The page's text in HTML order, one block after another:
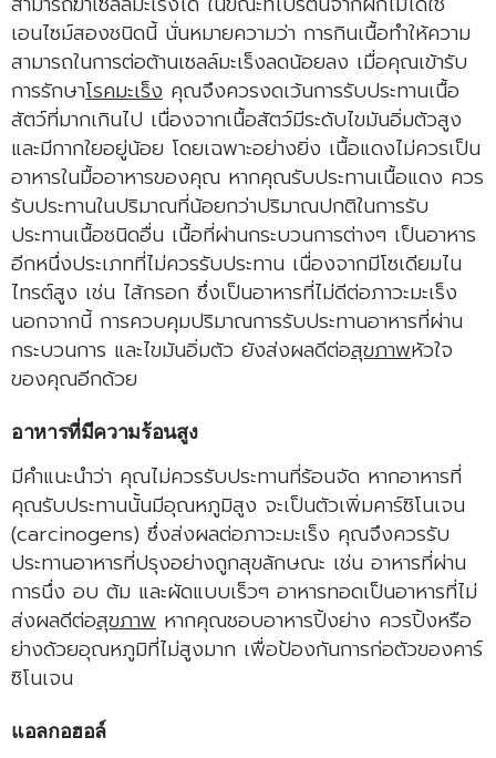
เอนไซม์สองชนิดนี้ นั่นหมายความว่า การกินเนื้อทำให้ความ
สามารถในการต่อต้านเซลล์มะเร็งลดน้อยลง เมื่อคุณเข้ารับ
การรักษาโรคมะเร็ง คุณจึงควรงดเว้นการรับประทานเนื้อ
สัตว์ที่มากเกินไป เนื่องจากเนื้อสัตว์มีระดับไขมันอิ่มตัวสูง
และมีกากใยอยู่น้อย โดยเฉพาะอย่างยิ่ง เนื้อแดงไม่ควรเป็น
อาหารในมื้ออาหารของคุณ หากคุณรับประทานเนื้อแดง ควร
รับประทานในปริมาณที่น้อยกว่าปริมาณปกติในการรับ
ประทานเนื้อชนิดอื่น เนื้อที่ผ่านกระบวนการต่างๆ เป็นอาหาร
อีกหนึ่งประเภทที่ไม่ควรรับประทาน เนื่องจากมีโซเดียมไน
ไทรต์สูง เช่น ไส้กรอก ซึ่งเป็นอาหารที่ไม่ดีต่อภาวะมะเร็ง
นอกจากนี้ การควบคุมปริมาณการรับประทานอาหารที่ผ่าน
กระบวนการ และไขมันอิ่มตัว ยังส่งผลดีต่อสุขภาพหัวใจ
ของคุณอีกด้วย
อาหารที่มีความร้อนสูง
มีคำแนะนำว่า คุณไม่ควรรับประทานที่ร้อนจัด หากอาหารที่
คุณรับประทานนั้นมีอุณหภูมิสูง จะเป็นตัวเพิ่มคาร์ซิโนเจน
(carcinogens) ซึ่งส่งผลต่อภาวะมะเร็ง คุณจึงควรรับ
ประทานอาหารที่ปรุงอย่างถูกสุขลักษณะ เช่น อาหารที่ผ่าน
การนึ่ง อบ ต้ม และผัดแบบเร็วๆ อาหารทอดเป็นอาหารที่ไม่
ส่งผลดีต่อสุขภาพ หากคุณชอบอาหารปิ้งย่าง ควรปิ้งหรือ
ย่างด้วยอุณหภูมิที่ไม่สูงมาก เพื่อป้องกันการก่อตัวของคาร์
ซิโนเจน
แอลกอฮอล์